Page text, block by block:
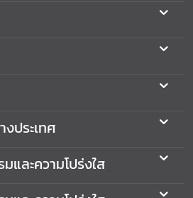
ประเทศ
และความโปร่งใส